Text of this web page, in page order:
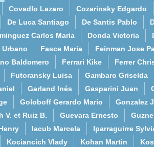
Covadlo Lazaro
Cozarinsky Edgardo
De Luca Santiago De Santis Pablo
Carlos Maria Donda Victoria
Urbano
Fasce Maria
Feinman Jose
Baldomero
Ferrari Kike
Ferrer
Futoransky Luisa
Gambaro Griselda
Garland Inés Gasparini Juan
Goloboff Gerardo Mario
Gonzalez
V. et Ruiz B.
Guevara Ernesto
Iacub Marcela
Iparraguirre
Kociancich Vlady Kohan Martin